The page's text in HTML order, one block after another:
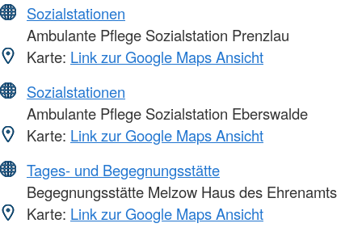
Sozialstationen
Ambulante Pflege Sozialstation Prenzlau
Karte: Link zur Google Maps Ansicht
Sozialstationen
Ambulante Pflege Sozialstation Eberswalde
Karte: Link zur Google Maps Ansicht
Tages- und Begegnungsstätte
Begegnungsstätte Melzow Haus des Ehrenamts
Karte: Link zur Google Maps Ansicht